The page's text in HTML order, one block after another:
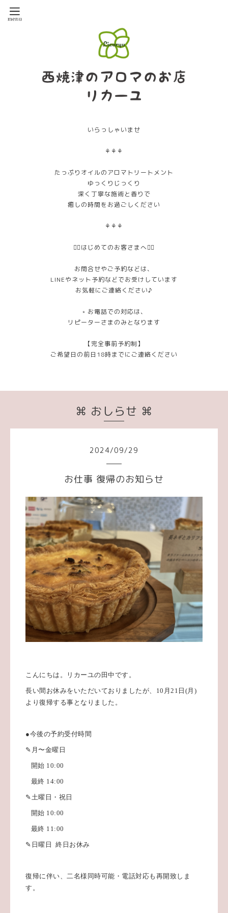
いらっしゃいませ
⚘⚘⚘
たっぷりオイルのアロマトリートメント
ゆっくりじっくり
深く丁寧な施術と香りで
癒しの時間をお過ごしください
⚘⚘⚘
❁⃘はじめてのお客さまへ❁⃘
お問合せやご予約などは、
LINEやネット予約などでお受けしています
お気軽にご連絡ください♪
﹡お電話での対応は、
リピーターさまのみとなります
【完全事前予約制】
ご希望日の前日18時までにご連絡ください
⌘ おしらせ ⌘
2024/09/29
お仕事 復帰のお知らせ
こんにちは。リカーユの田中です。
長い間お休みをいただいておりましたが、10月21日(月)
より復帰する事となりました。
●今後の予約受付時間
✎月〜金曜日
開始 10:00
最終 14:00
✎土曜日・祝日
開始 10:00
最終 11:00
✎日曜日 終日お休み
復帰に伴い、二名様同時可能・電話対応も再開致しま
す。